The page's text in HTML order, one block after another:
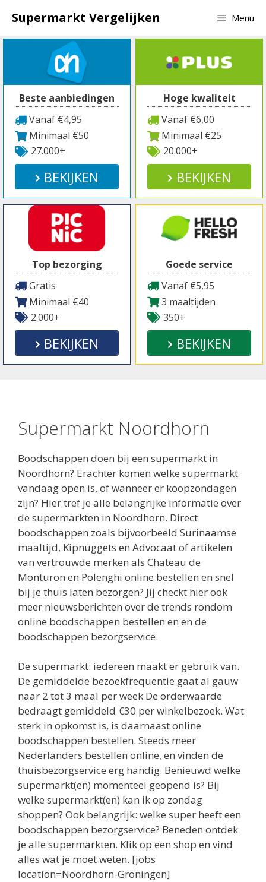
naar
inhoud
Supermarkt Vergelijken Menu
Beste aanbiedingen
Vanaf €4,95
Minimaal €50
27.000+
BEKIJKEN
Hoge kwaliteit
Vanaf €6,00
Minimaal €25
20.000+
BEKIJKEN
Top bezorging
Gratis
Minimaal €40
2.000+
BEKIJKEN
Goede service
Vanaf €5,95
3 maaltijden
350+
BEKIJKEN
Supermarkt Noordhorn
Boodschappen doen bij een supermarkt in
Noordhorn? Erachter komen welke supermarkt
vandaag open is, of wanneer er koopzondagen
zijn? Hier tref je alle belangrijke informatie over
de supermarkten in Noordhorn. Direct
boodschappen zoals bijvoorbeeld Surinaamse
maaltijd, Kipnuggets en Advocaat of artikelen
van vertrouwde merken als Chateau de
Monturon en Polenghi online bestellen en snel
bij je thuis laten bezorgen? Jij checkt hier ook
meer nieuwsberichten over de trends rondom
online boodschappen bestellen en en de
boodschappen bezorgservice.
De supermarkt: iedereen maakt er gebruik van.
De gemiddelde bezoekfrequentie gaat al gauw
naar 2 tot 3 maal per week De orderwaarde
bedraagt gemiddeld €30 per winkelbezoek. Wat
sterk in opkomst is, is daarnaast online
boodschappen bestellen. Steeds meer
Nederlanders bestellen online, en vinden de
thuisbezorgservice erg handig. Benieuwd welke
supermarkt(en) momenteel geopend is? Bij
welke supermarkt(en) kan ik op zondag
shoppen? Ook belangrijk: welke super heeft een
boodschappen bezorgservice? Beneden ontdek
je alle supermarkten. Klik op een shop en vind
alles wat je moet weten. [jobs
location=Noordhorn-Groningen]